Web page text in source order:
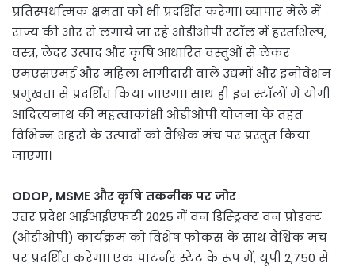
प्रतिस्पर्धात्मक क्षमता को भी प्रदर्शित करेगा। व्यापार मेले में
राज्य की ओर से लगाये जा रहे ओडीओपी स्टॉल में हस्तशिल्प,
वस्त्र, लेदर उत्पाद और कृषि आधारित वस्तुओं से लेकर
एमएसएमई और महिला भागीदारी वाले उद्यमों और इनोवेशन
प्रमुखता से प्रदर्शित किया जाएगा। साथ ही इन स्टॉलों में योगी
आदित्यनाथ की महत्वाकांक्षी ओडीओपी योजना के तहत
विभिन्न शहरों के उत्पादों को वैश्विक मंच पर प्रस्तुत किया
जाएगा।
ODOP, MSME और कृषि तकनीक पर जोर
उत्तर प्रदेश आईआईएफटी 2025 में वन डिस्ट्रिक्ट वन प्रोडक्ट
(ओडीओपी) कार्यक्रम को विशेष फोकस के साथ वैश्विक मंच
पर प्रदर्शित करेगा। एक पाटर्नर स्टेट के रूप में, यूपी 2,750 से